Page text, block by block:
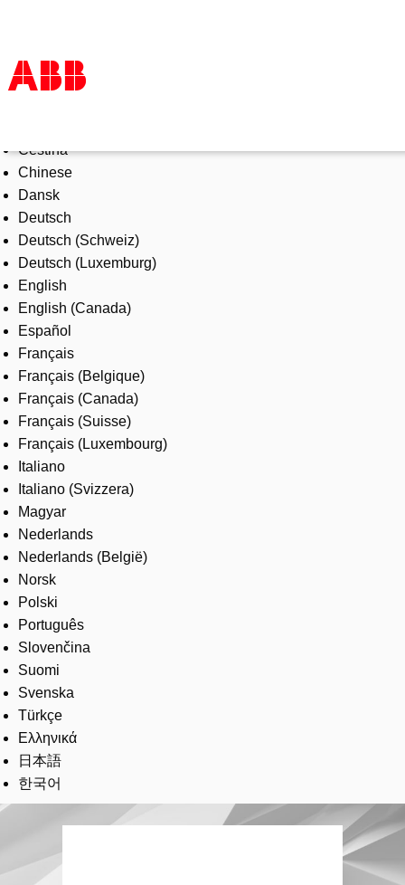
Products & Solutions
Industries
Services
About us
Where to buy
Contact us
Careers
Čeština
Chinese
Dansk
Deutsch
Deutsch (Schweiz)
Deutsch (Luxemburg)
English
English (Canada)
Español
Français
Français (Belgique)
Français (Canada)
Français (Suisse)
Français (Luxembourg)
Italiano
Italiano (Svizzera)
Magyar
Nederlands
Nederlands (België)
Norsk
Polski
Português
Slovenčina
Suomi
Svenska
Türkçe
Ελληνικά
日本語
한국어